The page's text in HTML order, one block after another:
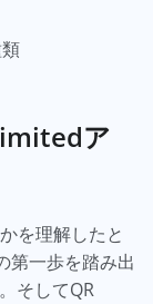
ア
を理解したと
第一歩を踏み出
そしてQR